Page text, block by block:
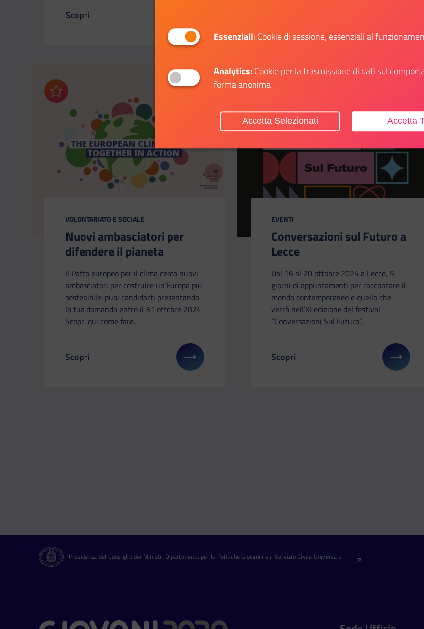
Il link ti porterà ad avere maggiori dettagli su: Premio “Città Italiana dei Giovani” 2025
Scopri Il link ti porterà ad avere maggiori
Aggiungi ai preferiti
CATEGORIA:
VOLONTARIATO E SOCIALE
Nuovi ambasciatori per
difendere il pianeta
Il Patto europeo per il clima cerca nuovi
ambasciatori per costruire un’Europa più
sostenibile: puoi candidarti presentando
la tua domanda entro il 31 ottobre 2024.
Scopri qui come fare.
Il link ti porterà ad avere maggiori dettagli su: Nuovi ambasciatori per difendere il pianeta
Scopri
CATEGORIA:
EVENTI
Conversazioni sul Futuro a
Lecce
Dal 16 al 20 ottobre 2024 a Lecce, 5
giorni di appuntamenti per raccontare il
mondo contemporaneo e quello che
verrà nell’XI edizione del festival
“Conversazioni Sul Futuro”.
Il link ti porterà ad avere maggiori
Scopri
Presidenza del Consiglio dei Ministri Dipartimento per le Politiche Giovanili e il Servizio Civile Universale
Essenziali: Cookie di sessione, essenziali al
Analytics: Cookie per la trasmissione di dati sul
forma anonima
Accetta
Accetta Selezionati